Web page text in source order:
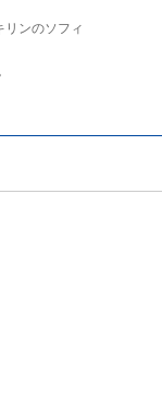
ンのソフィ